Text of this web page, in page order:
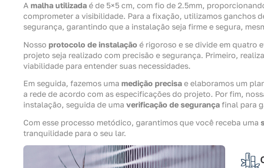
A malha utilizada é de 5×5 cm, com fio de 2.5mm,
comprometer a visibilidade. Para a fixação, utilizamos ganchos
segurança, garantindo que a instalação seja firme e segura,
Nosso protocolo de instalação é rigoroso e se divide em quatro
projeto seja realizado com precisão e segurança. Primeiro,
viabilidade para entender suas necessidades.
Em seguida, fazemos uma medição precisa e elaboramos um
a rede de acordo com as especificações do projeto. Por fim,
instalação, seguida de uma verificação de segurança final para
Com esse processo metódico, garantimos que você receba uma
tranquilidade para o seu lar.